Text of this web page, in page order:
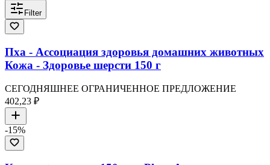
Filter
Пха - Ассоциация здоровья домашних животных
Кожа - Здоровье шерсти 150 г
СЕГОДНЯШНЕЕ ОГРАНИЧЕННОЕ ПРЕДЛОЖЕНИЕ
402,23 ₽
-15%